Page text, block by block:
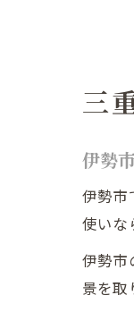
三
伊勢
伊勢市
使いな
伊勢市
景を取